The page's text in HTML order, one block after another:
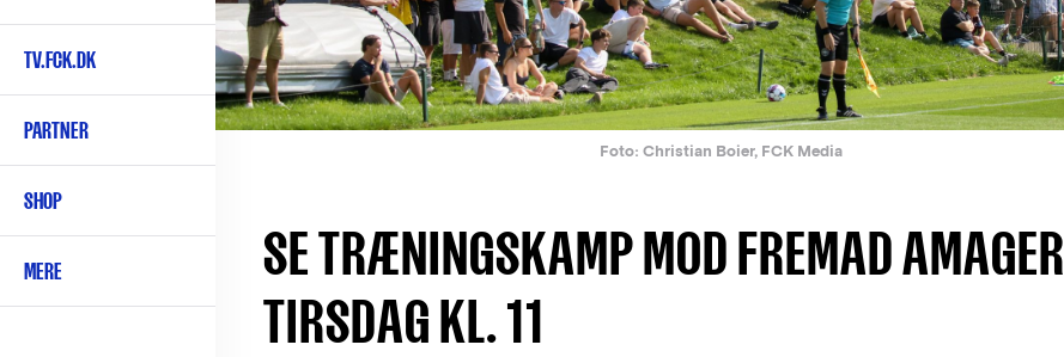
TV.FCK.DK
PARTNER
SHOP
MERE
Foto: Christian Boier, FCK Media
SE TRÆNINGSKAMP MOD FREMAD AMAGER
TIRSDAG KL. 11